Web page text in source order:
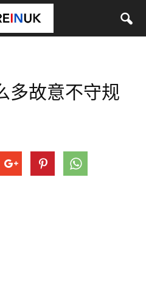
多故意不守规